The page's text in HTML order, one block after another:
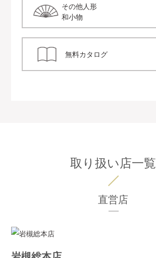
その他人形
和小物
無料カタログ
取り扱い店一覧
直営店